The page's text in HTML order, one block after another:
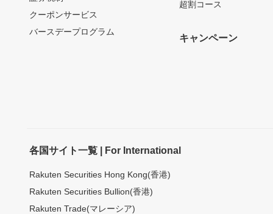
クーポンサービス
バースデープログラム
超割コース
キャンペーン
各国サイト一覧 | For International
Rakuten Securities Hong Kong(香港)
Rakuten Securities Bullion(香港)
Rakuten Trade(マレーシア)